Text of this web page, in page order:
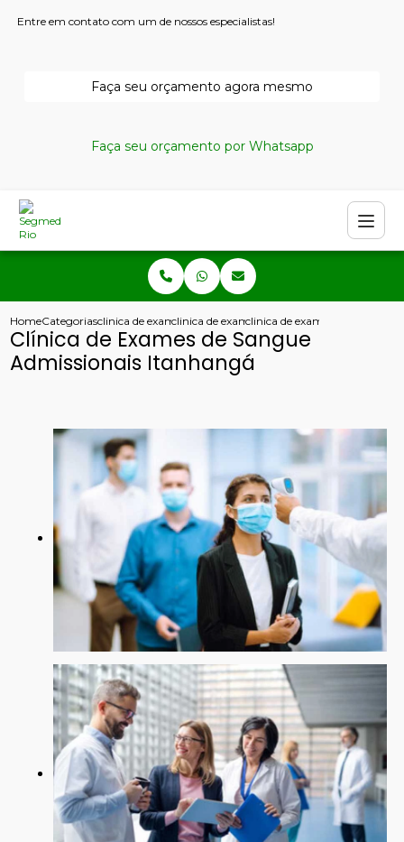
Entre em contato com um de nossos especialistas!
Faça seu orçamento agora mesmo
Faça seu orçamento por Whatsapp
HomeCategoriasclinica de exames admissionais
clinica de exame admissional aso
clinica de exames de sangue
Clínica de Exames de Sangue
Admissionais Itanhangá